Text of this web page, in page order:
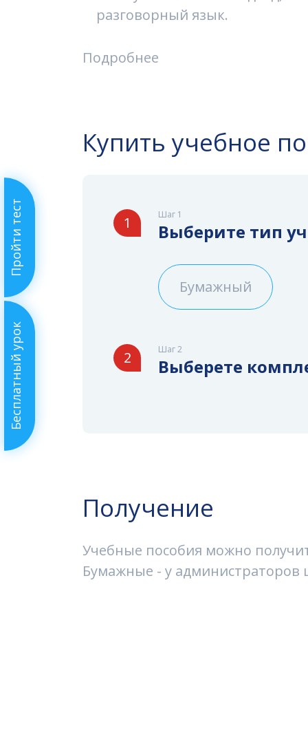
Бесплатный урок
Пройти тест
разговорный язык.
Подробнее
Купить учебное
Шаг 1
1 Выберите тип
Бумажный
Шаг 2
2 Выберете
Получение
Учебные пособия можно
Бумажные - у